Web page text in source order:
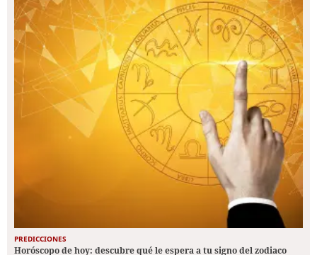
PREDICCIONES
Horóscopo de hoy: descubre qué le espera a tu signo del zodiaco